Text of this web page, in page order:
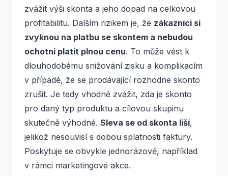
zvážit výši skonta a jeho dopad na celkovou
profitabilitu. Dalším rizikem je, že zákazníci si
zvyknou na platbu se skontem a nebudou
ochotni platit plnou cenu. To může vést k
dlouhodobému snižování zisku a komplikacím
v případě, že se prodávající rozhodne skonto
zrušit. Je tedy vhodné zvážit, zda je skonto
pro daný typ produktu a cílovou skupinu
skutečně výhodné. Sleva se od skonta liší,
jelikož nesouvisí s dobou splatnosti faktury.
Poskytuje se obvykle jednorázově, například
v rámci marketingové akce.